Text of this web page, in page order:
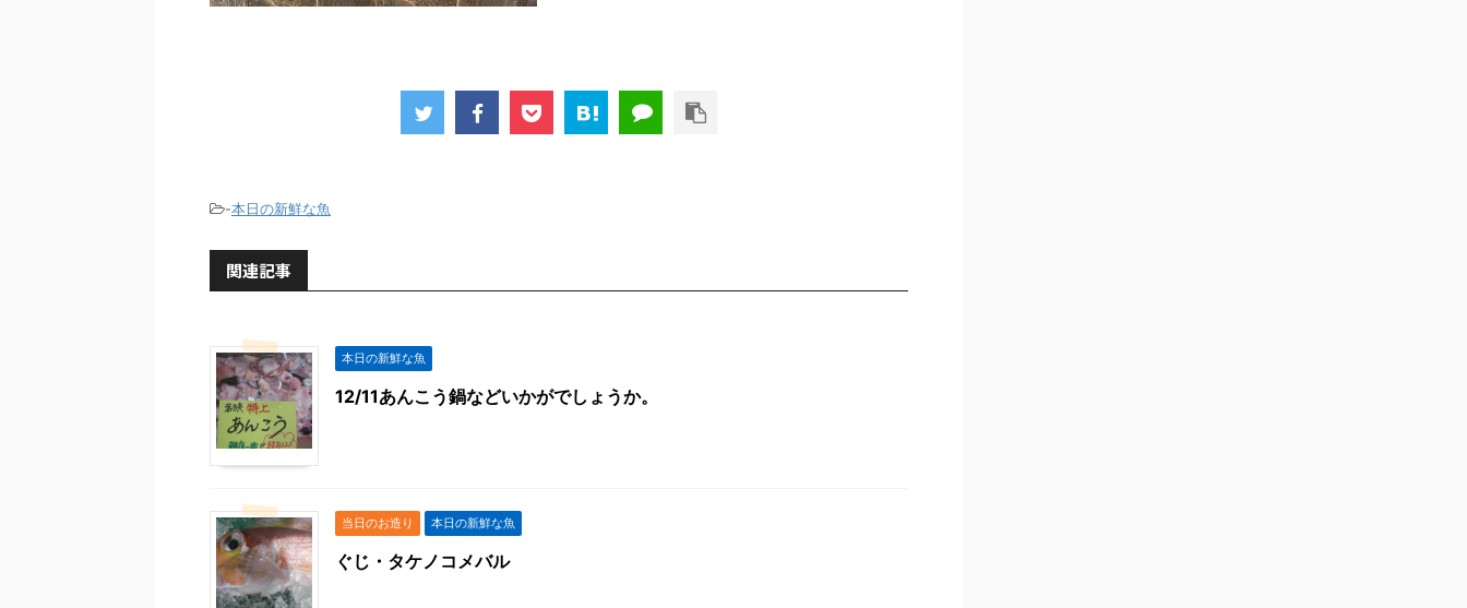
-本日の新鮮な魚
関連記事
本日の新鮮な魚
12/11あんこう鍋などいかがでしょうか。
当日のお造り 本日の新鮮な魚
ぐじ・タケノコメバル